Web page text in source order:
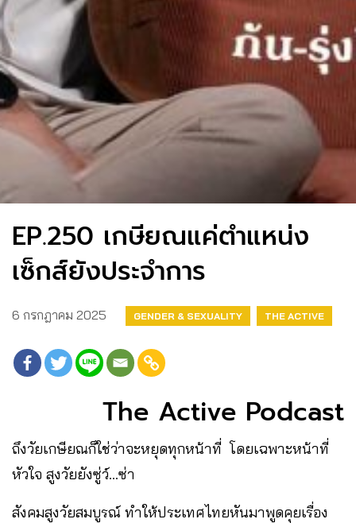
EP.250 เกษียณแค่ตำแหน่ง
เซ็กส์ยังประจำการ
6 กรกฎาคม 2025 GENDER & SEXUALITY THE ACTIVE
The Active Podcast
ถึงวัยเกษียณก็ใช่ว่าจะหยุดทุกหน้าที่ โดยเฉพาะหน้าที่
หัวใจ สูงวัยยังซู่ว์…ซ่า
สังคมสูงวัยสมบูรณ์ ทำให้ประเทศไทยหันมาพูดคุยเรื่อง